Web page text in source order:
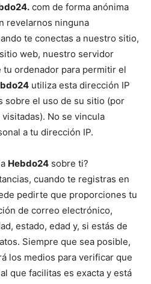
com de forma anónima
revelarnos ninguna
te conectas a nuestro sitio,
web, nuestro servidor
ordenador para permitir el
utiliza esta dirección IP
sobre el uso de su sitio (por
No se vincula
a tu dirección IP.
Hebdo24 sobre ti?
cuando te registras en
pedirte que proporciones tu
de correo electrónico,
estado, edad y, si estás de
Siempre que sea posible,
los medios para verificar que
que facilitas es exacta y está